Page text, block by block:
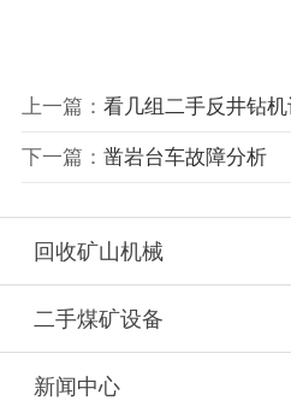
上一篇： 看几组二手反井钻机
下一篇： 凿岩台车故障分析
回收矿山机械
二手煤矿设备
新闻中心